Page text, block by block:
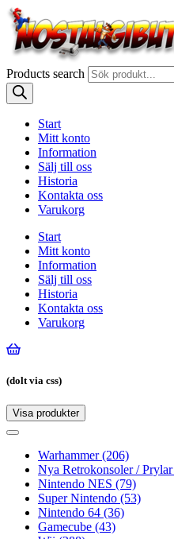
Products search
Start
Mitt konto
Information
Sälj till oss
Historia
Kontakta oss
Varukorg
Start
Mitt konto
Information
Sälj till oss
Historia
Kontakta oss
Varukorg
(dolt via css)
Visa produkter
Toggle
Toggle
navigationWarhammer(206)
Nya Retrokonsoler / Prylar
Nintendo NES (79)
Super Nintendo (53)
Nintendo 64 (36)
Gamecube (43)